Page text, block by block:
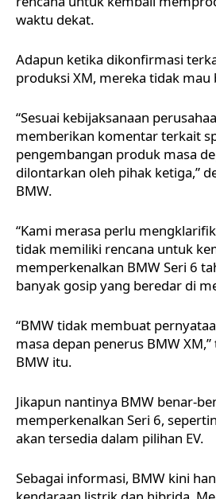
waktu dekat.
Adapun ketika dikonfirmasi
produksi XM, mereka tidak mau
“Sesuai kebijaksanaan
memberikan komentar terkait
pengembangan produk masa
dilontarkan oleh pihak ketiga,”
BMW.
“Kami merasa perlu
tidak memiliki rencana untuk
memperkenalkan BMW Seri 6
banyak gosip yang beredar di
“BMW tidak membuat
masa depan penerus BMW
BMW itu.
Jikapun nantinya BMW benar-
memperkenalkan Seri 6,
akan tersedia dalam pilihan EV.
Sebagai informasi, BMW kini